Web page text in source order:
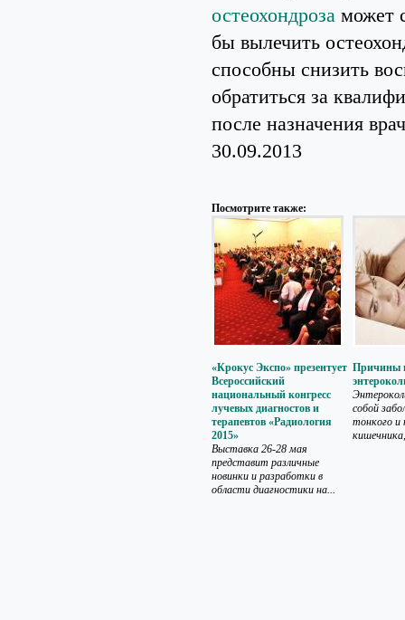
остеохондроза может
бы вылечить
способны снизить
обратиться за
после назначения
30.09.2013
Посмотрите также:
«Крокус Экспо» презентует
Всероссийский
национальный конгресс
лучевых диагностов и
терапевтов «Радиология
2015»
Выставка 26-28 мая
представит различные
новинки и разработки в
области диагностики на...
Причины
собой
тонкого и